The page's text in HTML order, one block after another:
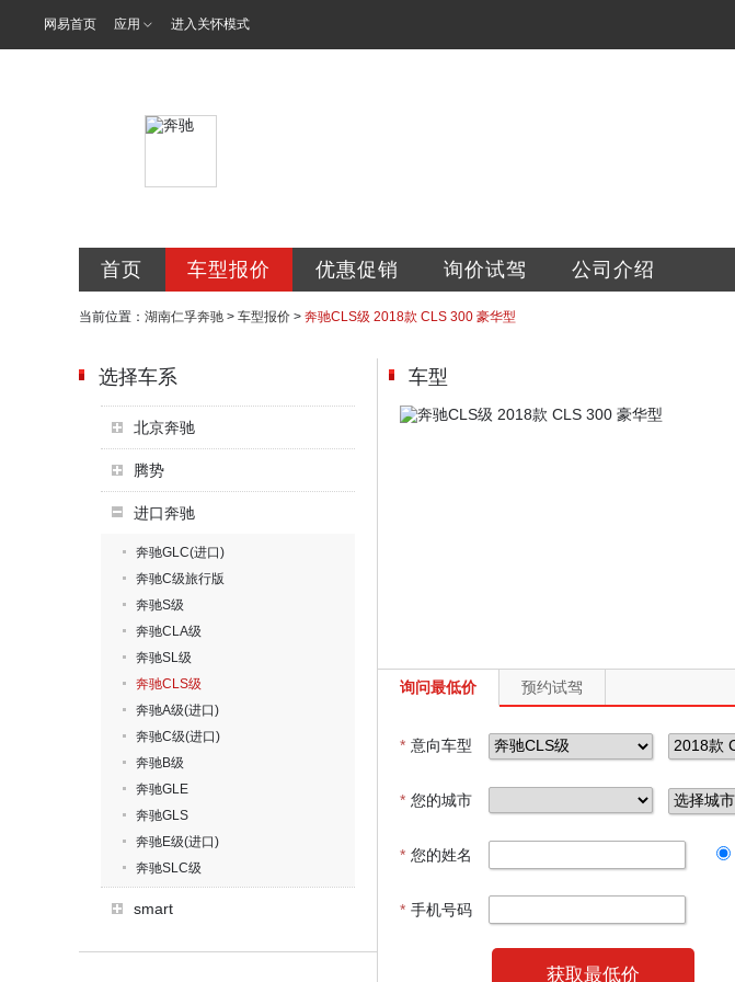
网易首页 应用 进入关怀模式
首页 车型报价 优惠促销 询价试驾 公司介绍
当前位置： 湖南仁孚奔驰 > 车型报价 > 奔驰CLS级 2018款 CLS 300 豪华型
选择车系
北京奔驰
腾势
进口奔驰
奔驰GLC(进口)
奔驰C级旅行版
奔驰S级
奔驰CLA级
奔驰SL级
奔驰CLS级
奔驰A级(进口)
奔驰C级(进口)
奔驰B级
奔驰GLE
奔驰GLS
奔驰E级(进口)
奔驰SLC级
smart
车型
询问最低价 预约试驾
* 意向车型
* 您的城市
* 您的姓名
* 手机号码
获取最低价